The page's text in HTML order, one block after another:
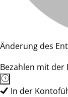
Änderung des
Bezahlen mit der
In der